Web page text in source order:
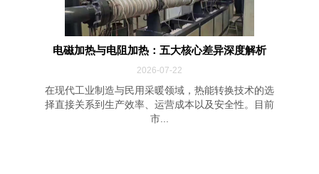
电磁加热与电阻加热：五大核心差异深度解析
2026-07-22
在现代工业制造与民用采暖领域，热能转换技术的选
择直接关系到生产效率、运营成本以及安全性。目前
市...